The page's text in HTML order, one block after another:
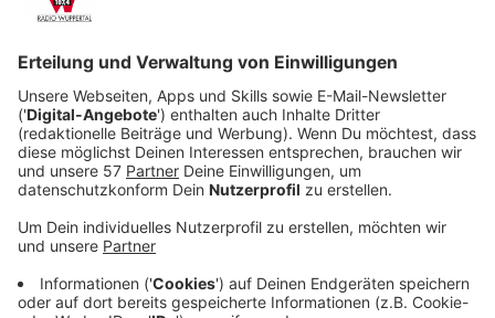
Du stehst in der Küche, kochst ganz
jemand entsetzt an:
„Moment mal. Du wäschst den Reis vorher nicht?“
Tja. Sollte man aber. Viele Reissorten können mit
Schadstoffen belastet sein. Durch das Waschen wird
zumindest ein Teil davon entfernt. Wieder was gelernt.
Und wenn wir schon bei Küchenwissen sind: Erdbeeren
solltet ihr besser nicht unter einem harten
Wasserstrahl abspülen. Die Früchte sind empfindlich